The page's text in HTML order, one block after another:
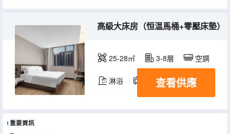
高級大床房（恒温馬桶+零壓床墊）
25-28㎡ 3-8層 空調
淋浴 電視機
查看供應
重要資訊